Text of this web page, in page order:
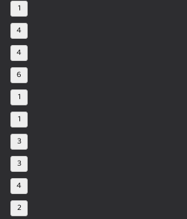
1
4
4
6
1
1
3
3
4
2